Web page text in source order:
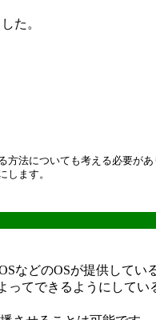
た。
法についても考える必要があ
します。
などのOSが提供して
てできるようにして